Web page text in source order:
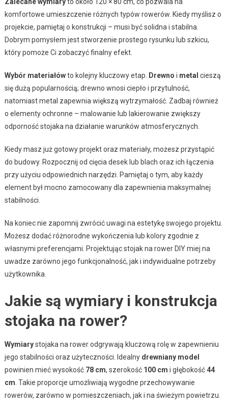
komfortowe umieszczenie różnych typów rowerów. Kiedy myślisz o
projekcie, pamiętaj o konstrukcji – musi być solidna i stabilna.
Dobrym pomysłem jest stworzenie prostego rysunku lub szkicu,
który pomoże Ci zobaczyć finalny efekt.
Wybór materiałówto kolejny kluczowy etap. Drewno i metal cieszą
się dużą popularnością; drewno wnosi ciepło i przytulność,
natomiast metal zapewnia większą wytrzymałość. Zadbaj również
o elementy ochronne – malowanie lub lakierowanie zwiększy
odporność stojaka na działanie warunków atmosferycznych.
Kiedy masz już gotowy projekt oraz materiały, możesz przystąpić
do budowy. Rozpocznij od cięcia desek lub blach oraz ich łączenia
przy użyciu odpowiednich narzędzi. Pamiętaj o tym, aby każdy
element był mocno zamocowany dla zapewnienia maksymalnej
stabilności.
Na koniec nie zapomnij zwrócić uwagi na estetykę swojego projektu.
Możesz dodać różnorodne wykończenia lub kolory zgodnie z
własnymi preferencjami. Projektując stojak na rower DIY miej na
uwadze zarówno jego funkcjonalność, jak i indywidualne potrzeby
użytkownika.
Jakie są wymiary i konstrukcja
stojaka na rower?
Wymiarystojaka na rower odgrywają kluczową rolę w zapewnieniu
jego stabilności oraz użyteczności. Idealny drewniany model
powinien mieć wysokość 78 cm, szerokość 100 cm i głębokość44
cm . Takie proporcje umożliwiają wygodne przechowywanie
rowerów, zarówno w pomieszczeniach, jak i na świeżym powietrzu.